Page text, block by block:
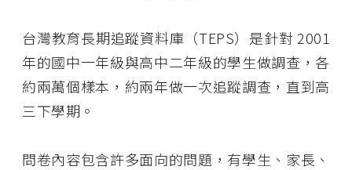
台灣教育長期追蹤資料庫（TEPS）是針對 2001
年的國中一年級與高中二年級的學生做調查，各
約兩萬個樣本，約兩年做一次追蹤調查，直到高
三下學期。
問卷內容包含許多面向的問題，有學生、家長、